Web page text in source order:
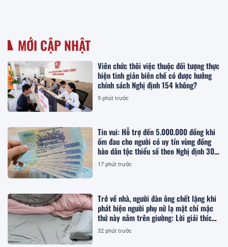
MỚI CẬP NHẬT
Viên chức thôi việc thuộc đối tượng thực
hiện tinh giản biên chế có được hưởng
chính sách Nghị định 154 không?
9 phút trước
Tin vui: Hỗ trợ đến 5.000.000 đồng khi
ốm đau cho người có uy tín vùng đồng
bào dân tộc thiểu số theo Nghị định 307,
cụ thể khi điều trị tại đâu?
17 phút trước
Trở về nhà, người đàn ông chết lặng khi
phát hiện người phụ nữ lạ mặt chỉ mặc
thứ này nằm trên giường: Lời giải thích
khiến ai cũng bất an
32 phút trước